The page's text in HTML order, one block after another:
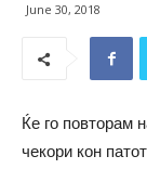
June 30, 2018
Ќе го повторам
чекори кон